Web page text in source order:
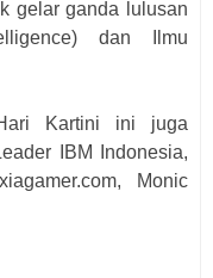
gelar ganda lulusan
dan Ilmu
Kartini ini juga
IBM Indonesia,
Monic